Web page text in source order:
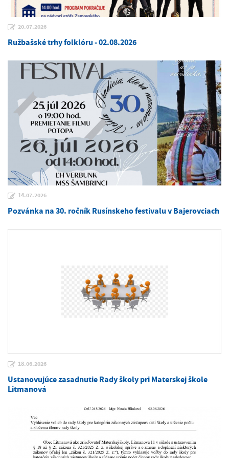
20.07.2026
Ružbašské trhy folklóru - 02.08.2026
14.07.2026
Pozvánka na 30. ročník Rusínskeho festivalu v Bajerovciach
18.06.2026
Ustanovujúce zasadnutie Rady školy pri Materskej škole
Litmanová